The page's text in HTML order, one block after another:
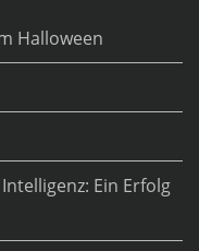
Halloween
Ein Erfolg